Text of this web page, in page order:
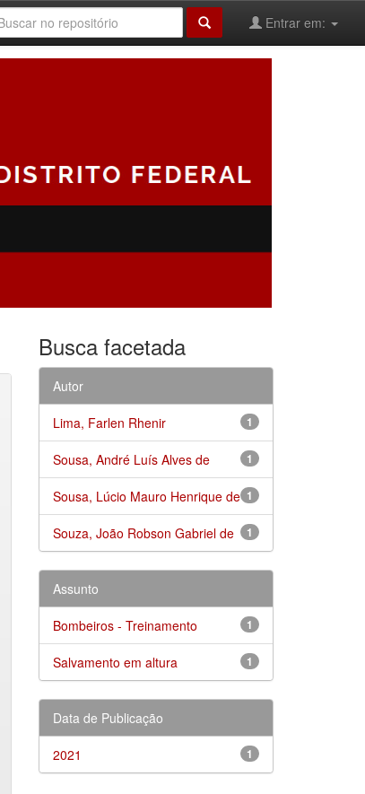
Entrar em:
Busca facetada
Autor
1
Lima, Farlen Rhenir
1
Sousa, André Luís Alves de
1
Sousa, Lúcio Mauro Henrique de
1
Souza, João Robson Gabriel de
Assunto
1
Bombeiros - Treinamento
1
Salvamento em altura
Data de Publicação
1
2021